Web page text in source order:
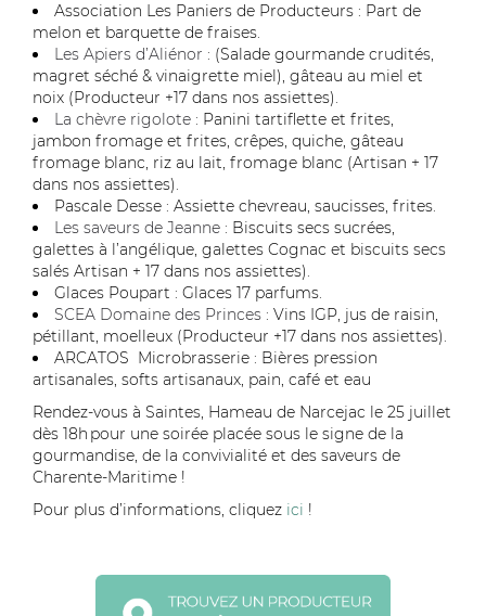
Association Les Paniers de Producteurs : Part de
melon et barquette de fraises.
Les Apiers d’Aliénor : (Salade gourmande crudités,
magret séché & vinaigrette miel), gâteau au miel et
noix (Producteur +17 dans nos assiettes).
La chèvre rigolote : Panini tartiflette et frites,
jambon fromage et frites, crêpes, quiche, gâteau
fromage blanc, riz au lait, fromage blanc (Artisan + 17
dans nos assiettes).
Pascale Desse : Assiette chevreau, saucisses, frites.
Les saveurs de Jeanne : Biscuits secs sucrées,
galettes à l’angélique, galettes Cognac et biscuits secs
salés Artisan + 17 dans nos assiettes).
Glaces Poupart : Glaces 17 parfums.
SCEA Domaine des Princes : Vins IGP, jus de raisin,
pétillant, moelleux (Producteur +17 dans nos assiettes).
ARCATOS Microbrasserie : Bières pression
artisanales, softs artisanaux, pain, café et eau
Rendez-vous à Saintes, Hameau de Narcejac le 25 juillet
dès 18h pour une soirée placée sous le signe de la
gourmandise, de la convivialité et des saveurs de
Charente-Maritime !
Pour plus d’informations, cliquez ici !